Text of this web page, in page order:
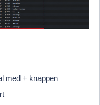
med + knappen